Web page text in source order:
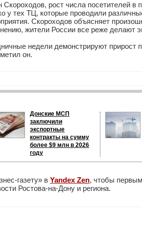
Скороходов, рост числа посетителей в
у тех ТЦ, которые проводили
Скороходов объясняет
жители России все реже делают
недели демонстрируют прирост
он.
Донские МСП
заключили
экспортные
контракты на сумму
более $9 млн в 2026
году
газету» в Yandex Zen, чтобы
Ростова-на-Дону и региона.